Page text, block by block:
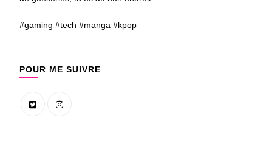
#gaming #tech #manga #kpop
POUR ME SUIVRE